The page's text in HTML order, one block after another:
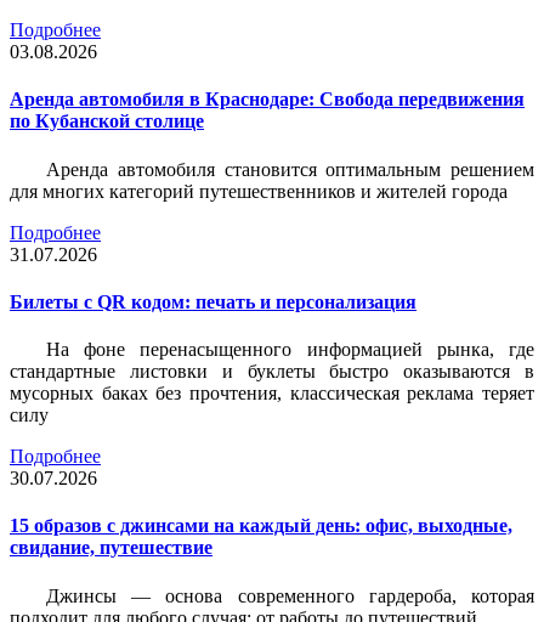
Подробнее
03.08.2026
Аренда автомобиля в Краснодаре: Свобода передвижения
по Кубанской столице
Аренда автомобиля становится оптимальным решением
для многих категорий путешественников и жителей города
Подробнее
31.07.2026
Билеты c QR кодом: печать и персонализация
На фоне перенасыщенного информацией рынка, где
стандартные листовки и буклеты быстро оказываются в
мусорных баках без прочтения, классическая реклама теряет
силу
Подробнее
30.07.2026
15 образов с джинсами на каждый день: офис, выходные,
свидание, путешествие
Джинсы — основа современного гардероба, которая
подходит для любого случая: от работы до путешествий